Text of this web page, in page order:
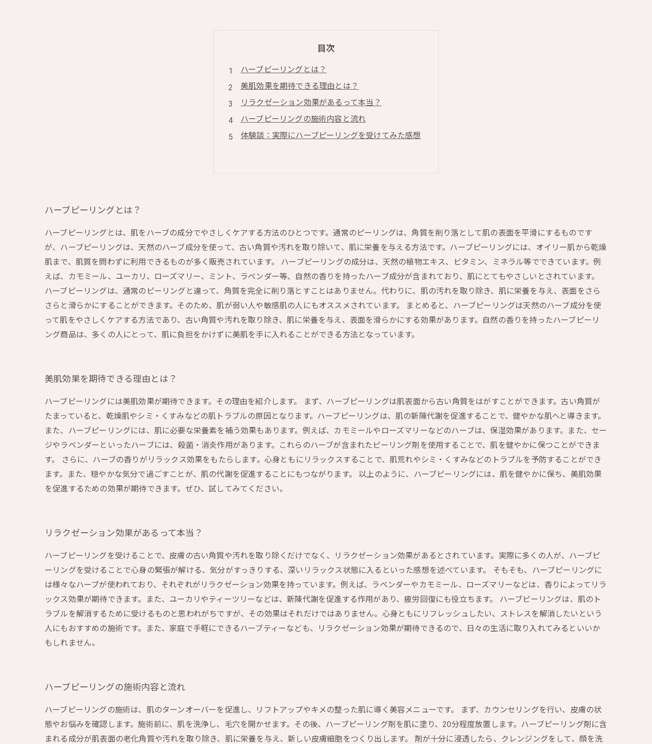
目次
ハーブピーリングとは？
美肌効果を期待できる理由とは？
リラクゼーション効果があるって本当？
ハーブピーリングの施術内容と流れ
体験談：実際にハーブピーリングを受けてみた感想
ハーブピーリングとは？
ハーブピーリングとは、肌をハーブの成分でやさしくケアする方法のひとつです。通常のピーリングは、角質を削り落として肌の表面を平滑にするものです
が、ハーブピーリングは、天然のハーブ成分を使って、古い角質や汚れを取り除いて、肌に栄養を与える方法です。ハーブピーリングには、オイリー肌から乾燥
肌まで、肌質を問わずに利用できるものが多く販売されています。 ハーブピーリングの成分は、天然の植物エキス、ビタミン、ミネラル等でできています。例
えば、カモミール、ユーカリ、ローズマリー、ミント、ラベンダー等、自然の香りを持ったハーブ成分が含まれており、肌にとてもやさしいとされています。
ハーブピーリングは、通常のピーリングと違って、角質を完全に削り落とすことはありません。代わりに、肌の汚れを取り除き、肌に栄養を与え、表面をさら
さらと滑らかにすることができます。そのため、肌が弱い人や敏感肌の人にもオススメされています。 まとめると、ハーブピーリングは天然のハーブ成分を使
って肌をやさしくケアする方法であり、古い角質や汚れを取り除き、肌に栄養を与え、表面を滑らかにする効果があります。自然の香りを持ったハーブピーリ
ング商品は、多くの人にとって、肌に負担をかけずに美肌を手に入れることができる方法となっています。
美肌効果を期待できる理由とは？
ハーブピーリングには美肌効果が期待できます。その理由を紹介します。 まず、ハーブピーリングは肌表面から古い角質をはがすことができます。古い角質が
たまっていると、乾燥肌やシミ・くすみなどの肌トラブルの原因となります。ハーブピーリングは、肌の新陳代謝を促進することで、健やかな肌へと導きます。
また、ハーブピーリングには、肌に必要な栄養素を補う効果もあります。例えば、カモミールやローズマリーなどのハーブは、保湿効果があります。また、セー
ジやラベンダーといったハーブには、殺菌・消炎作用があります。これらのハーブが含まれたピーリング剤を使用することで、肌を健やかに保つことができま
す。 さらに、ハーブの香りがリラックス効果をもたらします。心身ともにリラックスすることで、肌荒れやシミ・くすみなどのトラブルを予防することができ
ます。また、穏やかな気分で過ごすことが、肌の代謝を促進することにもつながります。 以上のように、ハーブピーリングには、肌を健やかに保ち、美肌効果
を促進するための効果が期待できます。ぜひ、試してみてください。
リラクゼーション効果があるって本当？
ハーブピーリングを受けることで、皮膚の古い角質や汚れを取り除くだけでなく、リラクゼーション効果があるとされています。実際に多くの人が、ハーブピ
ーリングを受けることで心身の緊張が解ける、気分がすっきりする、深いリラックス状態に入るといった感想を述べています。 そもそも、ハーブピーリングに
は様々なハーブが使われており、それぞれがリラクゼーション効果を持っています。例えば、ラベンダーやカモミール、ローズマリーなどは、香りによってリラ
ックス効果が期待できます。また、ユーカリやティーツリーなどは、新陳代謝を促進する作用があり、疲労回復にも役立ちます。 ハーブピーリングは、肌のト
ラブルを解消するために受けるものと思われがちですが、その効果はそれだけではありません。心身ともにリフレッシュしたい、ストレスを解消したいという
人にもおすすめの施術です。また、家庭で手軽にできるハーブティーなども、リラクゼーション効果が期待できるので、日々の生活に取り入れてみるといいか
もしれません。
ハーブピーリングの施術内容と流れ
ハーブピーリングの施術は、肌のターンオーバーを促進し、リフトアップやキメの整った肌に導く美容メニューです。 まず、カウンセリングを行い、皮膚の状
態やお悩みを確認します。施術前に、肌を洗浄し、毛穴を開かせます。その後、ハーブピーリング剤を肌に塗り、20分程度放置します。ハーブピーリング剤に含
まれる成分が肌表面の老化角質や汚れを取り除き、肌に栄養を与え、新しい皮膚細胞をつくり出します。 剤が十分に浸透したら、クレンジングをして、顔を洗